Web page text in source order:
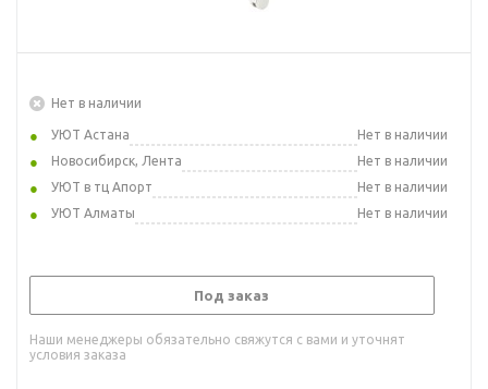
Нет в наличии
УЮТ Астана
Нет в наличии
Новосибирск, Лента
Нет в наличии
УЮТ в тц Апорт
Нет в наличии
УЮТ Алматы
Нет в наличии
Под заказ
Наши менеджеры обязательно свяжутся с вами и уточнят
условия заказа